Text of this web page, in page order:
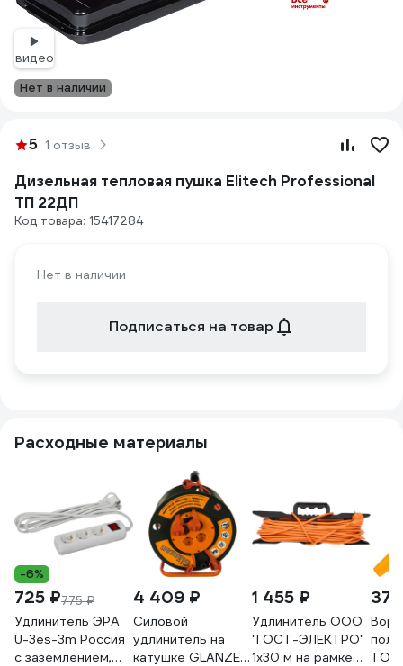
видео
Нет в наличии
5 1 отзыв
Дизельная тепловая пушка Elitech Professional
ТП 22ДП
Код товара: 15417284
Нет в наличии
Подписаться на товар
Расходные материалы
-6%
725 ₽775 ₽
Удлинитель ЭРА
U-3es-3m Россия
с заземлением,
4 409 ₽
Силовой
удлинитель на
катушке GLANZEN
1 455 ₽
Удлинитель ООО
"ГОСТ-ЭЛЕКТРО"
1x30 м на рамке